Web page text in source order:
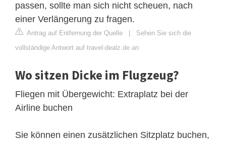
passen, sollte man sich nicht scheuen, nach
einer Verlängerung zu fragen.
Antrag auf Entfernung der Quelle
Sehen Sie sich die
vollständige Antwort auf travel-dealz.de an
Wo sitzen Dicke im Flugzeug?
Fliegen mit Übergewicht: Extraplatz bei der
Airline buchen
Sie können einen zusätzlichen Sitzplatz buchen,